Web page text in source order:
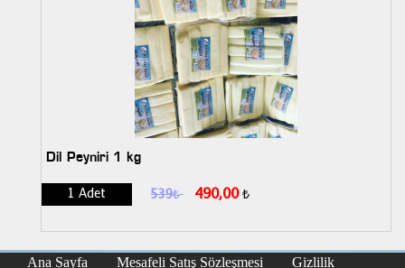
Dil Peyniri 1 kg
1 Adet 539₺ 490,00 ₺
Ana Sayfa Mesafeli Satış Sözleşmesi
Gizlilik